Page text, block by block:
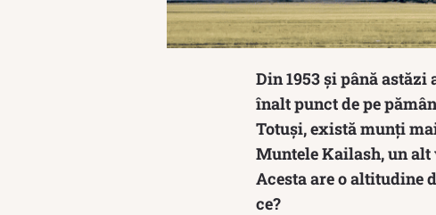
Din 1953 și până astăzi
înalt punct de pe
Totuși, există munți
Muntele Kailash, un
Acesta are o altitudine
ce?